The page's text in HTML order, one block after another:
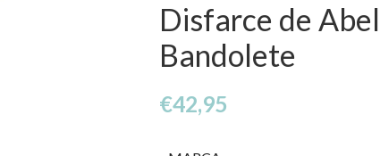
Disfarce de
Bandolete
€42,95